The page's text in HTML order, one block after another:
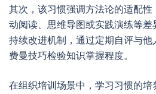
其次，该习惯强调方法论的适配
动阅读、思维导图或实践演练等
持续改进机制，通过定期自评与
费曼技巧检验知识掌握程度。
在组织培训场景中，学习习惯的